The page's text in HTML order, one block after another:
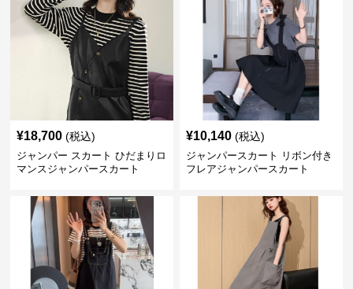
¥18,700 (税込)
ジャンパー スカート ひだまりロ
マンスジャンパースカート
¥10,140 (税込)
ジャンパースカート リボン付き
フレアジャンパースカート